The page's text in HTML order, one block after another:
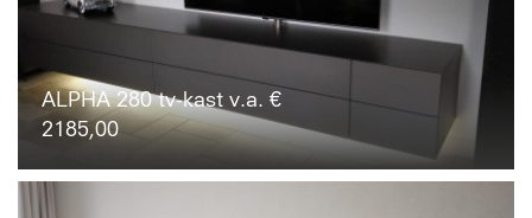
ALPHA 280 tv-kast v.a. €
2185,00